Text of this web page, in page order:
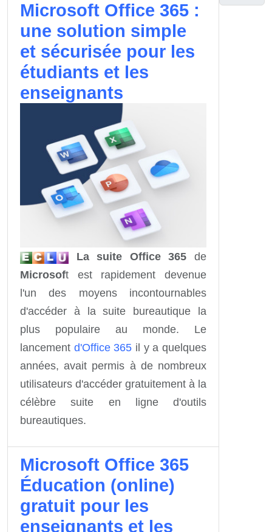
Microsoft Office 365 :
une solution simple
et sécurisée pour les
étudiants et les
enseignants
La suite Office 365 de
Microsoft est rapidement devenue
l'un des moyens incontournables
d'accéder à la suite bureautique la
plus populaire au monde. Le
lancement d'Office 365 il y a quelques
années, avait permis à de nombreux
utilisateurs d'accéder gratuitement à la
célèbre suite en ligne d'outils
bureautiques.
Microsoft Office 365
Éducation (online)
gratuit pour les
enseignants et les